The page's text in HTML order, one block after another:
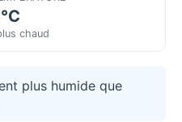
chaud
plus humide que